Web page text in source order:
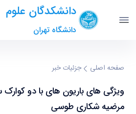
دانشکدگان علوم
دانشگاه تهران
ﻭﯾﮋﮔﯽ ﻫﺎﯼ ﺑﺎﺭﯾﻮﻥ ﻫﺎﯼ ﺑﺎ ﺩﻭ
دانشکدگان علوم
صفحه اصلی جزئیات خبر
مرضیه شکاری طوسی